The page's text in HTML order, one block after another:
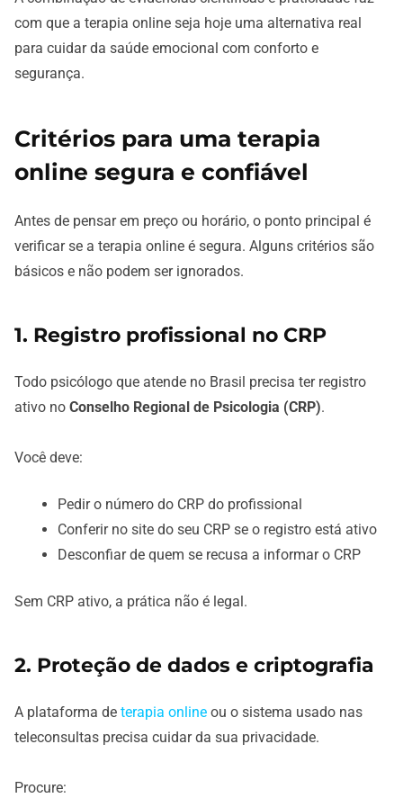
com que a terapia online seja hoje uma alternativa real
para cuidar da saúde emocional com conforto e
segurança.
Critérios para uma terapia
online segura e confiável
Antes de pensar em preço ou horário, o ponto principal é
verificar se a terapia online é segura. Alguns critérios são
básicos e não podem ser ignorados.
1. Registro profissional no CRP
Todo psicólogo que atende no Brasil precisa ter registro
ativo no Conselho Regional de Psicologia (CRP).
Você deve:
Pedir o número do CRP do profissional
Conferir no site do seu CRP se o registro está ativo
Desconfiar de quem se recusa a informar o CRP
Sem CRP ativo, a prática não é legal.
2. Proteção de dados e criptografia
A plataforma de terapia online ou o sistema usado nas
teleconsultas precisa cuidar da sua privacidade.
Procure: